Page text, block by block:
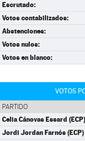
Escrutado:
Votos contabilizados:
Abstenciones:
Votos nulos:
Votos en blanco:
VOTOS
PARTIDO
Celia Cánovas Essard (ECP)
Jordi Jordan Farnós (ECP)